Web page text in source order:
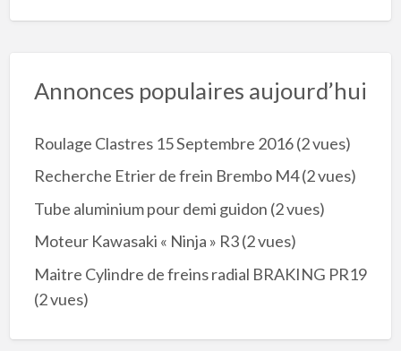
Annonces populaires aujourd’hui
Roulage Clastres 15 Septembre 2016(2 vues)
Recherche Etrier de frein Brembo M4(2 vues)
Tube aluminium pour demi guidon (2 vues)
Moteur Kawasaki « Ninja » R3(2 vues)
Maitre Cylindre de freins radial BRAKING PR19
(2 vues)